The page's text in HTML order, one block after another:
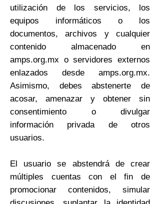
utilización de los servicios, los
equipos informáticos o los
documentos, archivos y cualquier
contenido almacenado en
amps.org.mx o servidores externos
enlazados desde amps.org.mx.
Asimismo, debes abstenerte de
acosar, amenazar y obtener sin
consentimiento o divulgar
información privada de otros
usuarios.
El usuario se abstendrá de crear
múltiples cuentas con el fin de
promocionar contenidos, simular